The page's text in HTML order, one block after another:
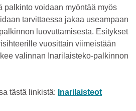
palkinto voidaan myöntää myös
tarvittaessa jakaa useampaan
luovuttamisesta. Esitykset
vuosittain viimeistään
valinnan Inarilaisteko-palkinnon
tästä linkistä: Inarilaisteot